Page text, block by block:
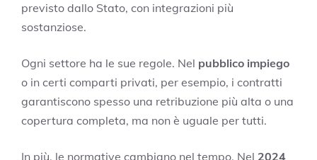
previsto dallo Stato, con integrazioni più
sostanziose.
Ogni settore ha le sue regole. Nel pubblico impiego
o in certi comparti privati, per esempio, i contratti
garantiscono spesso una retribuzione più alta o una
copertura completa, ma non è uguale per tutti.
In più, le normative cambiano nel tempo. Nel 2024